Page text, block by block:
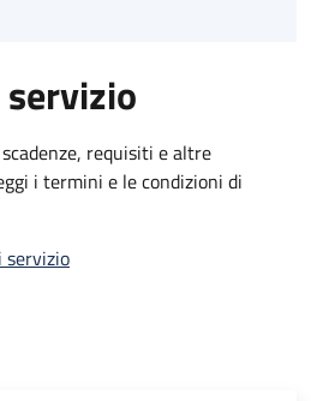
requisiti e altre
i termini e le condizioni di
servizio